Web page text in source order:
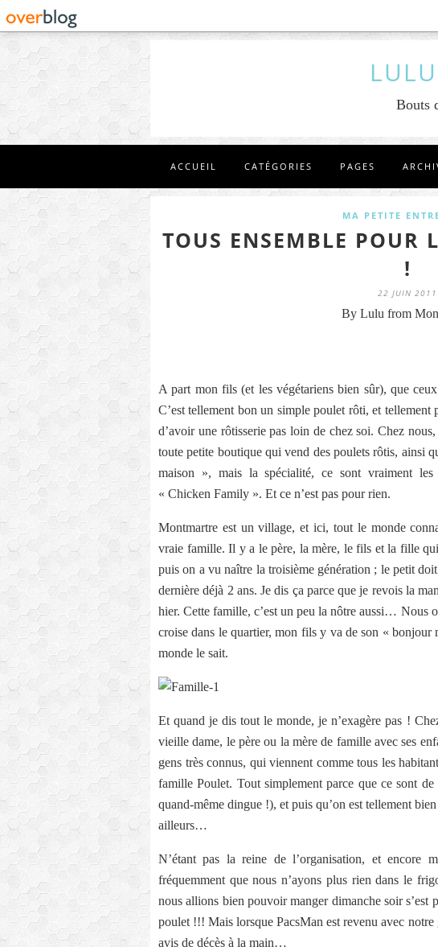
Bouts
ACCUEIL CATÉGORIES PAGES
MA PETITE
TOUS ENSEMBLE POUR
!
22 JUIN 2011
By Lulu from
A part mon fils (et les végétariens bien sûr), que
C’est tellement bon un simple poulet rôti, et tellement
d’avoir une rôtisserie pas loin de chez soi. Chez
toute petite boutique qui vend des poulets rôtis, ainsi
maison », mais la spécialité, ce sont vraiment les
« Chicken Family ». Et ce n’est pas pour rien.
Montmartre est un village, et ici, tout le monde
vraie famille. Il y a le père, la mère, le fils et la fille
puis on a vu naître la troisième génération ; le petit
dernière déjà 2 ans. Je dis ça parce que je revois la
hier. Cette famille, c’est un peu la nôtre aussi… Nous
croise dans le quartier, mon fils y va de son «
monde le sait.
Et quand je dis tout le monde, je n’exagère pas !
vieille dame, le père ou la mère de famille avec ses
gens très connus, qui viennent comme tous les
famille Poulet. Tout simplement parce que ce sont
quand-même dingue !), et puis qu’on est tellement
ailleurs…
N’étant pas la reine de l’organisation, et encore
fréquemment que nous n’ayons plus rien dans le
nous allions bien pouvoir manger dimanche soir s’est
poulet !!! Mais lorsque PacsMan est revenu avec
avis de décès à la main…